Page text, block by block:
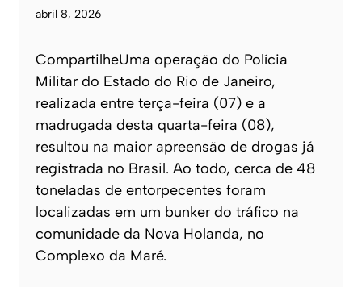
abril 8, 2026
CompartilheUma operação do Polícia
Militar do Estado do Rio de Janeiro,
realizada entre terça-feira (07) e a
madrugada desta quarta-feira (08),
resultou na maior apreensão de drogas já
registrada no Brasil. Ao todo, cerca de 48
toneladas de entorpecentes foram
localizadas em um bunker do tráfico na
comunidade da Nova Holanda, no
Complexo da Maré.